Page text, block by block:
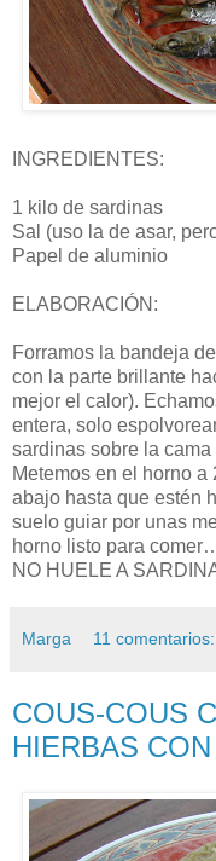
INGREDIENTES:
1 kilo de sardinas
Sal (uso la de asar,
Papel de aluminio
ELABORACIÓN:
Forramos la bandeja
con la parte brillante
mejor el calor).
entera, solo
sardinas sobre la
Metemos en el horno
abajo hasta que estén
suelo guiar por unas
horno listo para
NO HUELE A
Marga 11 comentarios:
COUS-COUS
HIERBAS